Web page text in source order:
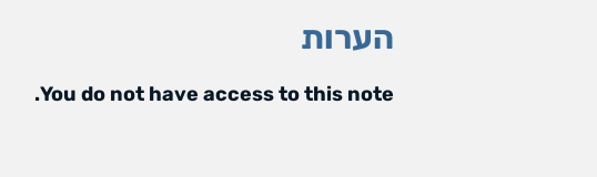
הערות
You do not have access to this note.